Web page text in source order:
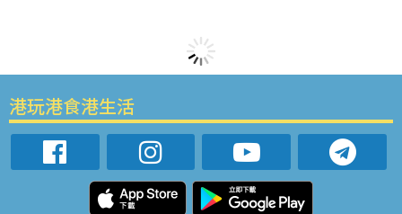
港玩港食港生活